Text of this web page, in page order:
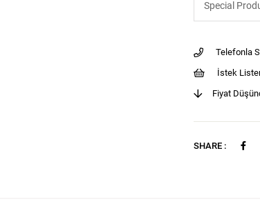
Telefonla
İstek
Fiyat
SHARE :